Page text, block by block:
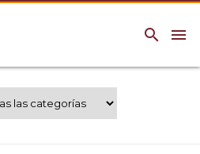
menu
search
UAG